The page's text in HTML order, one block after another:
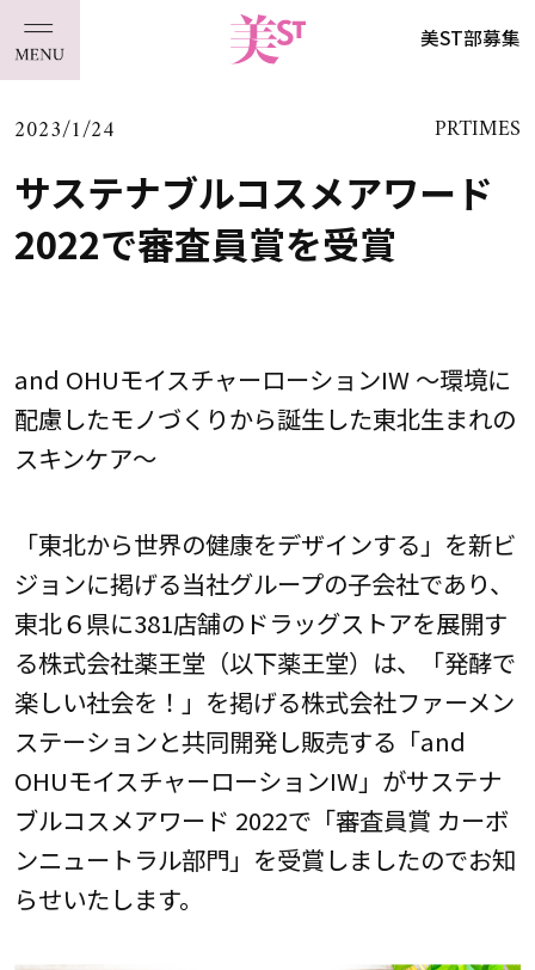
美ST部募集
2023/1/24 PRTIMES
サステナブルコスメアワード
2022で審査員賞を受賞
and OHUモイスチャーローションIW ～環境に
配慮したモノづくりから誕生した東北生まれの
スキンケア～
「東北から世界の健康をデザインする」を新ビ
ジョンに掲げる当社グループの子会社であり、
東北６県に381店舗のドラッグストアを展開す
る株式会社薬王堂（以下薬王堂）は、「発酵で
楽しい社会を！」を掲げる株式会社ファーメン
ステーションと共同開発し販売する「and
OHUモイスチャーローションIW」がサステナ
ブルコスメアワード 2022で「審査員賞 カーボ
ンニュートラル部門」を受賞しましたのでお知
らせいたします。